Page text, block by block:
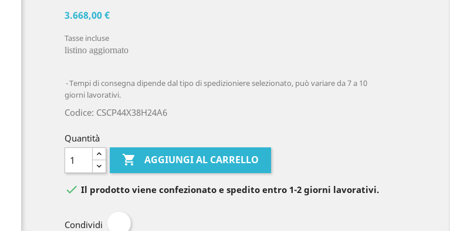
3.668,00 €
Tasse incluse
listino aggiornato
Tempi di consegna dipende dal tipo di spedizioniere selezionato, può variare da 7 a 10
giorni lavorativi.
Codice: CSCP44X38H24A6
Quantità
 AGGIUNGI AL CARRELLO
 Il prodotto viene confezionato e spedito entro 1-2 giorni lavorativi.
Condividi